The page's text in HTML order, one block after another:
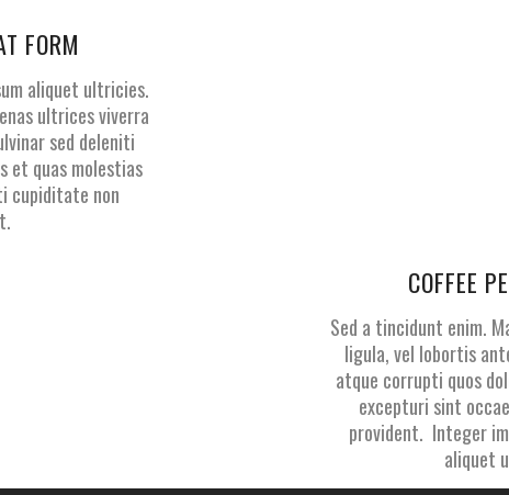
FORM
aliquet ultricies.
ultrices viverra
sed deleniti
et quas molestias
cupiditate non
COFFEE
Sed a tincidunt enim.
ligula, vel lobortis
atque corrupti quos
excepturi sint
provident. Integer
aliquet